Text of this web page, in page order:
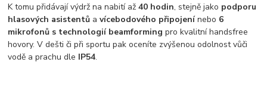
K tomu přidávají výdrž na nabití až40 hodin, stejně jako podporu
hlasových asistentů avícebodového připojenínebo 6
mikrofonů s technologií beamforming pro kvalitní handsfree
hovory. V dešti či při sportu pak oceníte zvýšenou odolnost vůči
vodě a prachu dle IP54.